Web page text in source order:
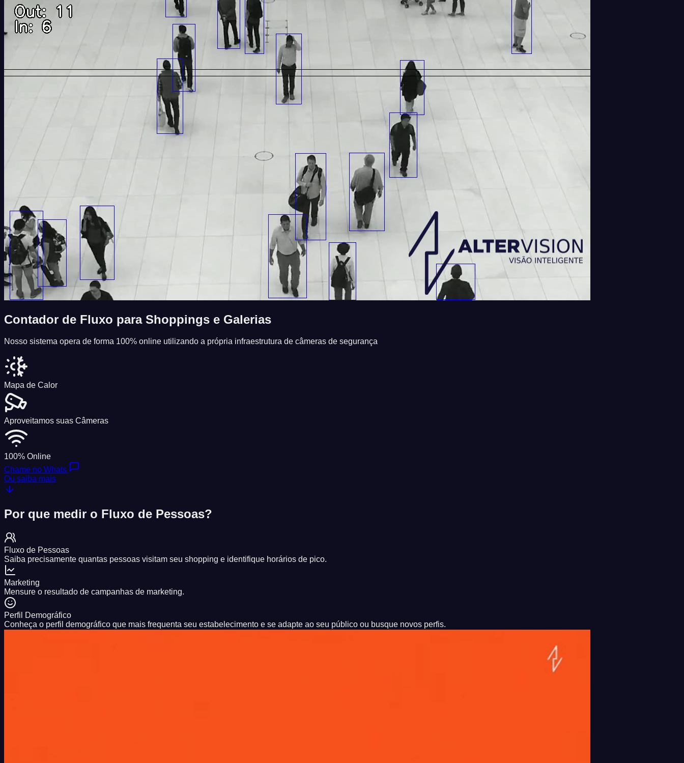
Contador de Fluxo para Shoppings e Galerias
Nosso sistema opera de forma 100% online utilizando a própria infraestrutura de câmeras de segurança
Mapa de Calor
Aproveitamos suas Câmeras
100% Online
Chame no Whats
Ou saiba mais
Por que medir o Fluxo de Pessoas?
Fluxo de Pessoas
Saiba precisamente quantas pessoas visitam seu shopping e identifique horários de pico.
Marketing
Mensure o resultado de campanhas de marketing.
Perfil Demográfico
Conheça o perfil demográfico que mais frequenta seu estabelecimento e se adapte ao seu público ou busque novos perfis.